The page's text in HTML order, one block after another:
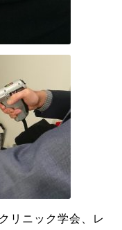
リニック学会、レ